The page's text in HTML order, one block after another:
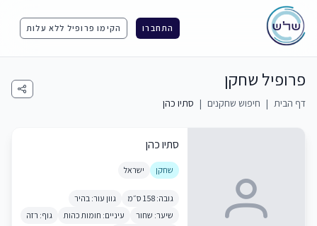
התחברו הקימו פרופיל ללא עלות
פרופיל שחקן
דף הבית | חיפוש שחקנים | סתיו כהן
סתיו כהן
שחקן ישראל
גובה: 158 ס״מ
גוון עור: בהיר
שיער: שחור
עיניים: חומות כהות
גוף: רזה